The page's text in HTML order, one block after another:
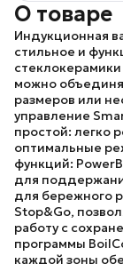
О товаре
Индукционная
стильное и
можно
размеров или
управление
простой: легко
оптимальные
функций:
для
для бережного
Stop&Go,
работу с
программы
каждой зоны